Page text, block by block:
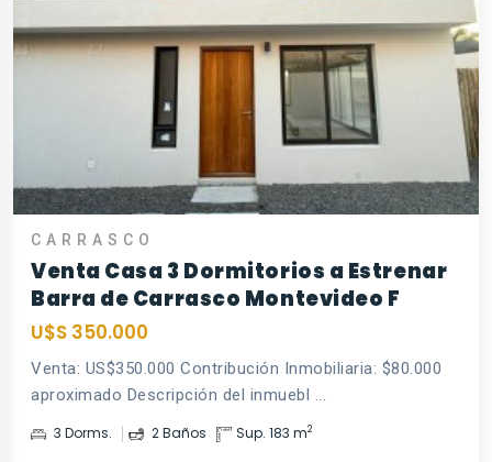
CARRASCO
Venta Casa 3 Dormitorios a Estrenar
Barra de Carrasco Montevideo F
U$S 350.000
Venta: US$350.000 Contribución Inmobiliaria: $80.000
aproximado Descripción del inmuebl ...
3 Dorms. 2 Baños Sup. 183 m2